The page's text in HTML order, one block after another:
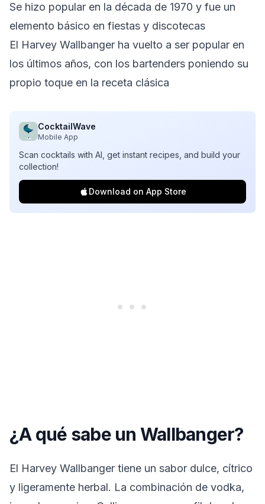
Se hizo popular en la década de 1970 y fue un
elemento básico en fiestas y discotecas
El Harvey Wallbanger ha vuelto a ser popular en
los últimos años, con los bartenders poniendo su
propio toque en la receta clásica
CocktailWave
Mobile App
Scan cocktails with AI, get instant recipes, and build your
collection!
Download on App Store
¿A qué sabe un Wallbanger?
El Harvey Wallbanger tiene un sabor dulce, cítrico
y ligeramente herbal. La combinación de vodka,